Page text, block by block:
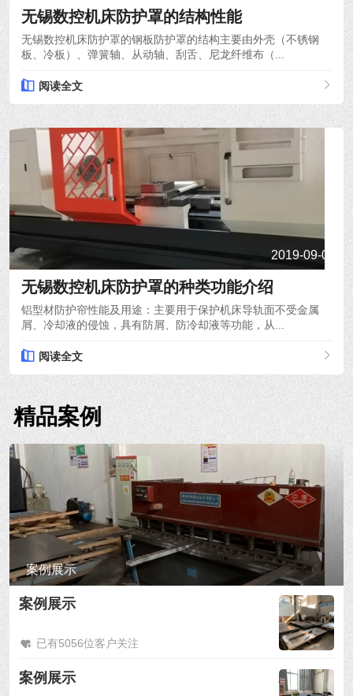
无锡数控机床防护罩的结构性能
无锡数控机床防护罩的钢板防护罩的结构主要由外壳（不锈钢
板、冷板）、弹簧轴、从动轴、刮舌、尼龙纤维布（...
阅读全文
2019-09-02
无锡数控机床防护罩的种类功能介绍
铝型材防护帘性能及用途：主要用于保护机床导轨面不受金属
屑、冷却液的侵蚀，具有防屑、防冷却液等功能，从...
阅读全文
精品案例
案例展示
案例展示
已有5056位客户关注
案例展示